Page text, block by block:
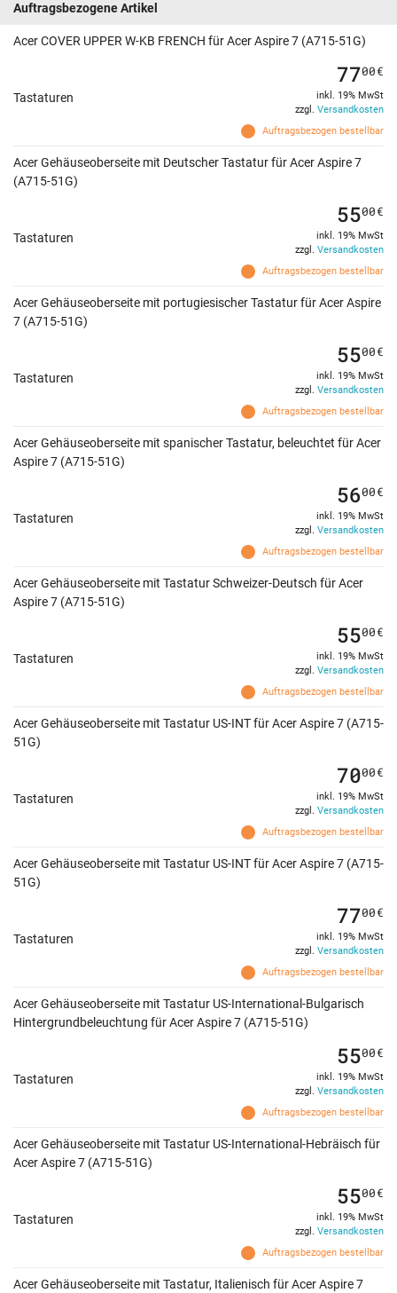
Auftragsbezogene Artikel
Acer COVER UPPER W-KB FRENCH für Acer Aspire 7 (A715-51G)
Tastaturen
Auftragsbezogen bestellbar
7700€
inkl. 19% MwSt
zzgl. Versandkosten
Acer Gehäuseoberseite mit Deutscher Tastatur für Acer Aspire 7
(A715-51G)
Tastaturen
Auftragsbezogen bestellbar
5500€
inkl. 19% MwSt
zzgl. Versandkosten
Acer Gehäuseoberseite mit portugiesischer Tastatur für Acer Aspire
7 (A715-51G)
Tastaturen
Auftragsbezogen bestellbar
5500€
inkl. 19% MwSt
zzgl. Versandkosten
Acer Gehäuseoberseite mit spanischer Tastatur, beleuchtet für Acer
Aspire 7 (A715-51G)
Tastaturen
Auftragsbezogen bestellbar
5600€
inkl. 19% MwSt
zzgl. Versandkosten
Acer Gehäuseoberseite mit Tastatur Schweizer-Deutsch für Acer
Aspire 7 (A715-51G)
Tastaturen
Auftragsbezogen bestellbar
5500€
inkl. 19% MwSt
zzgl. Versandkosten
Acer Gehäuseoberseite mit Tastatur US-INT für Acer Aspire 7 (A715-
51G)
Tastaturen
Auftragsbezogen bestellbar
7000€
inkl. 19% MwSt
zzgl. Versandkosten
Acer Gehäuseoberseite mit Tastatur US-INT für Acer Aspire 7 (A715-
51G)
Tastaturen
Auftragsbezogen bestellbar
7700€
inkl. 19% MwSt
zzgl. Versandkosten
Acer Gehäuseoberseite mit Tastatur US-International-Bulgarisch
Hintergrundbeleuchtung für Acer Aspire 7 (A715-51G)
Tastaturen
Auftragsbezogen bestellbar
5500€
inkl. 19% MwSt
zzgl. Versandkosten
Acer Gehäuseoberseite mit Tastatur US-International-Hebräisch für
Acer Aspire 7 (A715-51G)
Tastaturen
Auftragsbezogen bestellbar
5500€
inkl. 19% MwSt
zzgl. Versandkosten
Acer Gehäuseoberseite mit Tastatur, Italienisch für Acer Aspire 7